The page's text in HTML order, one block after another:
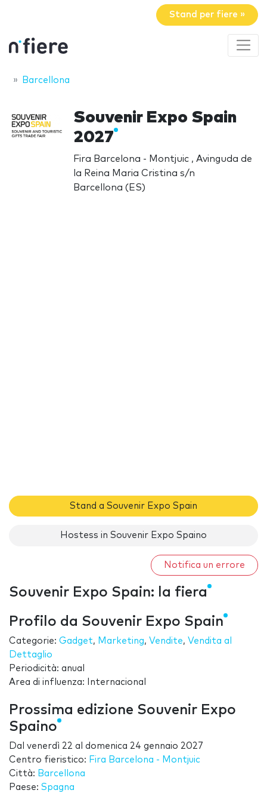
Stand per fiere »
Barcellona
Souvenir Expo Spain
2027
Fira Barcelona - Montjuic , Avinguda de
la Reina Maria Cristina s/n
Barcellona (ES)
Stand a Souvenir Expo Spain
Hostess in Souvenir Expo Spaino
Notifica un errore
Souvenir Expo Spain: la fiera
Profilo da Souvenir Expo Spain
Categorie: Gadget, Marketing, Vendite, Vendita al
Dettaglio
Periodicità: anual
Area di influenza: Internacional
Prossima edizione Souvenir Expo
Spaino
Dal venerdì 22 al domenica 24 gennaio 2027
Centro fieristico: Fira Barcelona - Montjuic
Città: Barcellona
Paese: Spagna